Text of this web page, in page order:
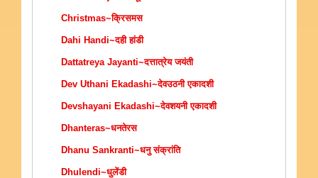
Christmas~क्रिसमस
Dahi Handi~दही हांडी
Dattatreya Jayanti~दत्तात्रेय जयंती
Dev Uthani Ekadashi~देवउठनी एकादशी
Devshayani Ekadashi~देवशयनी एकादशी
Dhanteras~धनतेरस
Dhanu Sankranti~धनु संक्रांति
Dhulendi~धुलेंडी